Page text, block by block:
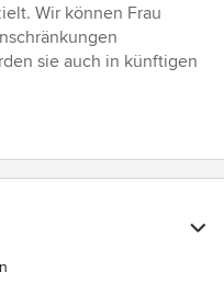
Wir können Frau
sie auch in künftigen